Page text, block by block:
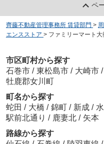
ペ
齊藤不動産管理事務所 賃貸部門 >
エンスストア > ファミリーマート
市区町村から探す
石巻市 / 東松島市 / 大崎市 /
牡鹿郡女川町
町名から探す
蛇田 / 大橋 / 錦町 / 新成 /
駅前北通り / 鹿妻北 / 矢本
路線から探す